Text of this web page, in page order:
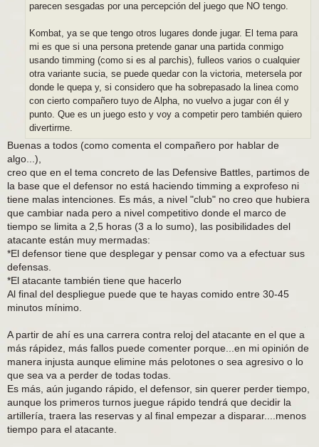
parecen sesgadas por una percepción del juego que NO tengo.
Kombat, ya se que tengo otros lugares donde jugar. El tema para
mi es que si una persona pretende ganar una partida conmigo
usando timming (como si es al parchis), fulleos varios o cualquier
otra variante sucia, se puede quedar con la victoria, metersela por
donde le quepa y, si considero que ha sobrepasado la linea como
con cierto compañero tuyo de Alpha, no vuelvo a jugar con él y
punto. Que es un juego esto y voy a competir pero también quiero
divertirme.
Buenas a todos (como comenta el compañero por hablar de
algo...),
creo que en el tema concreto de las Defensive Battles, partimos de
la base que el defensor no está haciendo timming a exprofeso ni
tiene malas intenciones. Es más, a nivel "club" no creo que hubiera
que cambiar nada pero a nivel competitivo donde el marco de
tiempo se limita a 2,5 horas (3 a lo sumo), las posibilidades del
atacante están muy mermadas:
*El defensor tiene que desplegar y pensar como va a efectuar sus
defensas.
*El atacante también tiene que hacerlo
Al final del despliegue puede que te hayas comido entre 30-45
minutos mínimo.
A partir de ahí es una carrera contra reloj del atacante en el que a
más rápidez, más fallos puede comenter porque...en mi opinión de
manera injusta aunque elimine más pelotones o sea agresivo o lo
que sea va a perder de todas todas.
Es más, aún jugando rápido, el defensor, sin querer perder tiempo,
aunque los primeros turnos juegue rápido tendrá que decidir la
artillería, traera las reservas y al final empezar a disparar....menos
tiempo para el atacante.